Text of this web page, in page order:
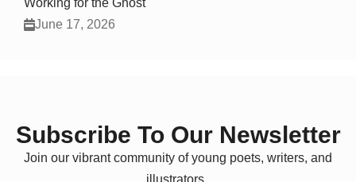
June 17, 2026
Subscribe To Our Newsletter
Join our vibrant community of young poets, writers, and
illustrators.